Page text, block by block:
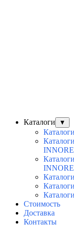
Каталоги
▼
Стоимость
Доставка
Контакты